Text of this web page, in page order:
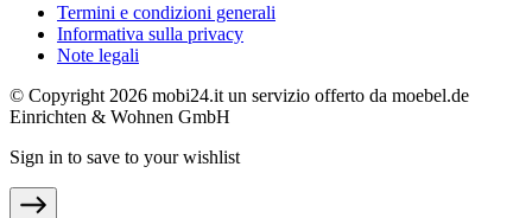
Termini e condizioni generali
Informativa sulla privacy
Note legali
© Copyright 2026 mobi24.it un servizio offerto da moebel.de
Einrichten & Wohnen GmbH
Sign in to save to your wishlist